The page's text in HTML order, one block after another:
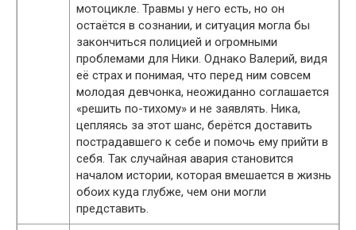
мотоцикле. Травмы у него есть, но он
остаётся в сознании, и ситуация могла бы
закончиться полицией и огромными
проблемами для Ники. Однако Валерий, видя
её страх и понимая, что перед ним совсем
молодая девчонка, неожиданно соглашается
«решить по-тихому» и не заявлять. Ника,
цепляясь за этот шанс, берётся доставить
пострадавшего к себе и помочь ему прийти в
себя. Так случайная авария становится
началом истории, которая вмешается в жизнь
обоих куда глубже, чем они могли
представить.